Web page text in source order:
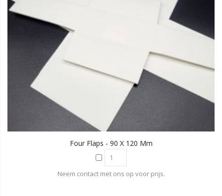
Four Flaps - 90 X 120 Mm
Neem contact met ons op voor prijs.